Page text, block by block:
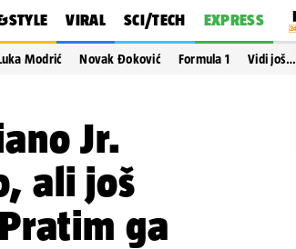
VIRAL SCI/TECH EXPRESS
Modrić Novak Đoković Formula 1 Vidi još…
Jr.
ali još
ga